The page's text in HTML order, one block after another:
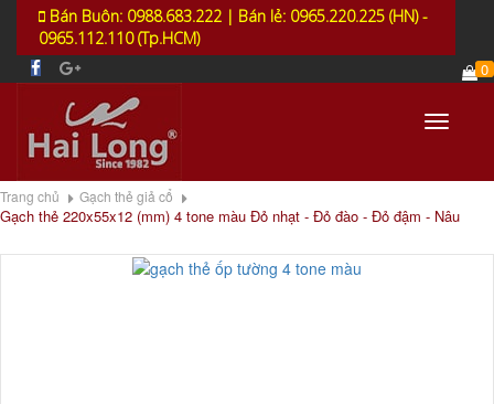
Bán Buôn: 0988.683.222 | Bán lẻ: 0965.220.225 (HN) -
0965.112.110 (Tp.HCM)
0
Toggle
Trang chủ Gạch thẻ giả cổ
Gạch thẻ 220x55x12 (mm) 4 tone màu Đỏ nhạt - Đỏ đào - Đỏ đậm - Nâu